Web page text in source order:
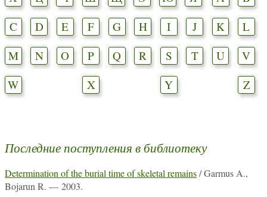
C
D E F G H I J K
L
M
N O P Q R S T U
V
W
X Y Z
Последние поступления в библиотеку
Determination of the burial time of skeletal remains/ Garmus A.,
Bojarun R. — 2003.